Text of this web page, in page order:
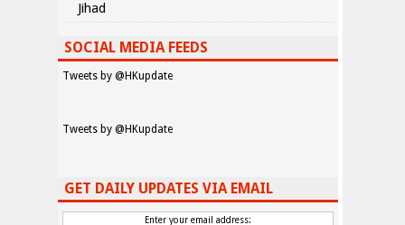
Jihad
SOCIAL MEDIA FEEDS
Tweets by @HKupdate
Tweets by @HKupdate
GET DAILY UPDATES VIA EMAIL
Enter your email address: